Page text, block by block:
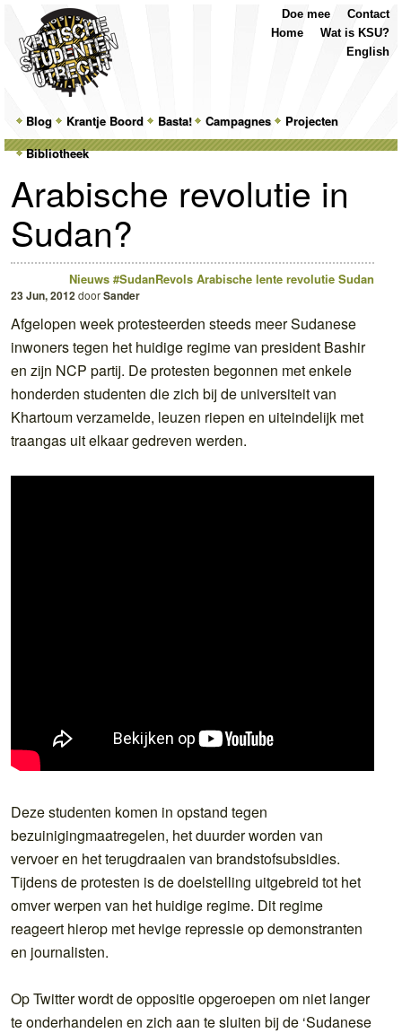
MainSkip
to
primary
content
Skip
to
secondary
content
Blog Krantje Boord Basta! Campagnes
Projecten
Bibliotheek
Contact
Doe mee
Wat is KSU?
Home
English
Arabische revolutie in
Sudan?
Nieuws #SudanRevols Arabische lente revolutie Sudan
23 Jun, 2012doorSander
Afgelopen week protesteerden steeds meer Sudanese
inwoners tegen het huidige regime van president Bashir
en zijn NCP partij. De protesten begonnen met enkele
honderden studenten die zich bij de universiteit van
Khartoum verzamelde, leuzen riepen en uiteindelijk met
traangas uit elkaar gedreven werden.
Deze studenten komen in opstand tegen
bezuinigingmaatregelen, het duurder worden van
vervoer en het terugdraaien van brandstofsubsidies.
Tijdens de protesten is de doelstelling uitgebreid tot het
omver werpen van het huidige regime. Dit regime
reageert hierop met hevige repressie op demonstranten
en journalisten.
Op Twitter wordt de oppositie opgeroepen om niet langer
te onderhandelen en zich aan te sluiten bij de ‘Sudanese